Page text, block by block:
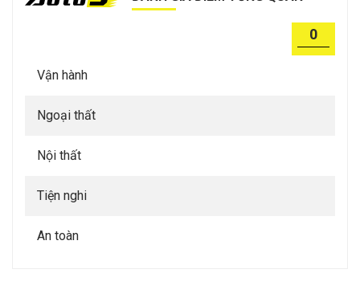
0
Vận hành
Ngoại thất
Nội thất
Tiện nghi
An toàn